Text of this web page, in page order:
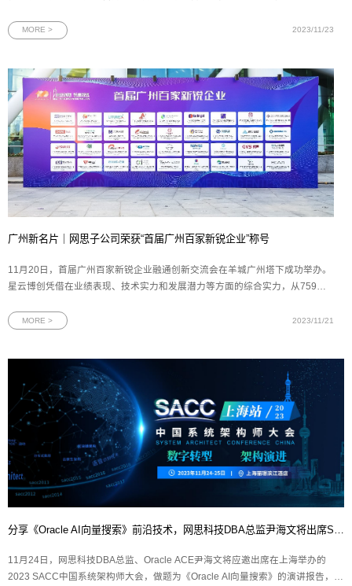
集团有限公司承办。网思科技受邀出席会议，与工信部、湖北省政府、中国移
MORE > 2023/11/23
广州新名片｜网思子公司荣获“首届广州百家新锐企业”称号
11月20日，首届广州百家新锐企业融通创新交流会在羊城广州塔下成功举办。
星云博创凭借在业绩表现、技术实力和发展潜力等方面的综合实力，从759家
旗下聚焦信息安全赛道的成员企业，星云博创获此殊荣，充分体现了广州政府
MORE > 2023/11/21
11月24日，网思科技DBA总监、Oracle ACE尹海文将应邀出席在上海举办的
2023 SACC中国系统架构师大会，做题为《Oracle AI向量搜索》的演讲报告，并